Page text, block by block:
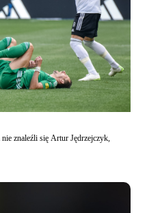
znaleźli się Artur Jędrzejczyk,